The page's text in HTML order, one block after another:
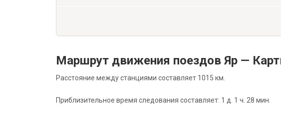
Маршрут движения поездов Яр —
Расстояние между станциями составляет 1015 км.
Приблизительное время следования составляет: 1 д. 1 ч. 28 мин.